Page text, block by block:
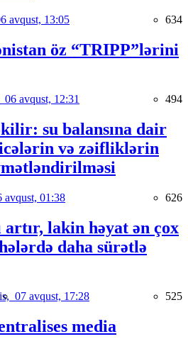
avqust, 13:05 634
öz “TRIPP”lərini
06 avqust, 12:31 494
su balansına dair
və zəifliklərin
avqust, 01:38 626
lakin həyat ən çox
daha sürətlə
07 avqust, 17:28 525
media